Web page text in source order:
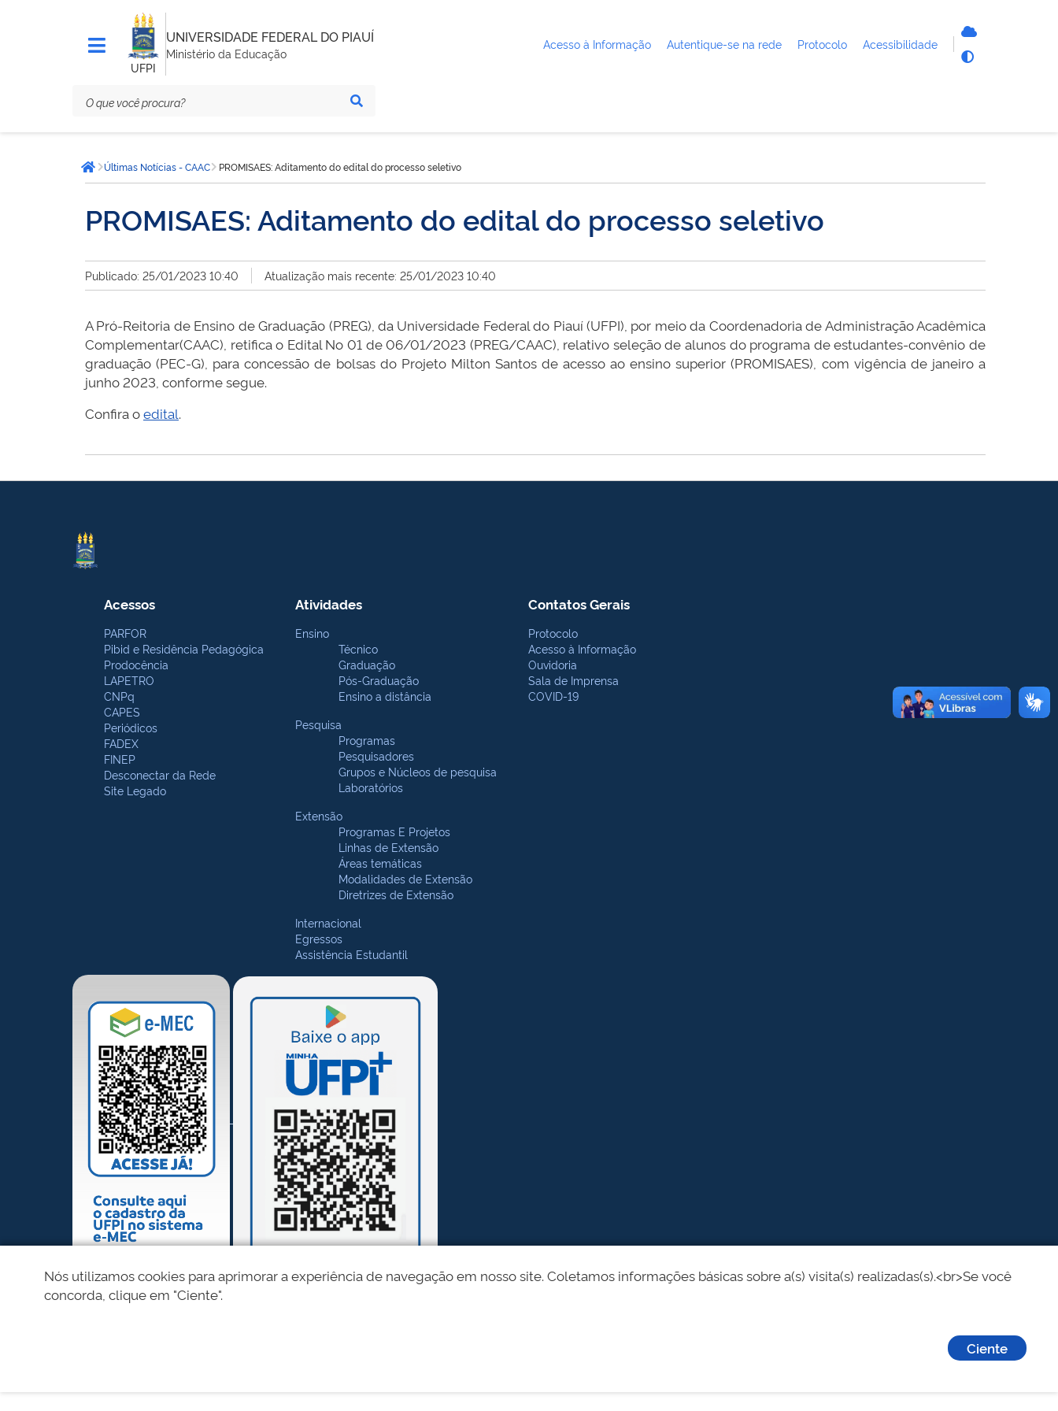
UFPI
UNIVERSIDADE FEDERAL DO PIAUÍ
Ministério da Educação
Acesso à Informação Autentique-se na rede Protocolo Acessibilidade
está
aqui:Página inicial
Últimas Notícias - CAAC PROMISAES: Aditamento do edital do processo seletivo
PROMISAES: Aditamento do edital do processo seletivo
Publicado: 25/01/2023 10:40 Atualização mais recente: 25/01/2023 10:40
A Pró-Reitoria de Ensino de Graduação (PREG), da Universidade Federal do Piauí (UFPI), por meio da Coordenadoria de Administração Acadêmica
Complementar(CAAC), retifica o Edital No 01 de 06/01/2023 (PREG/CAAC), relativo seleção de alunos do programa de estudantes-convênio de
graduação (PEC-G), para concessão de bolsas do Projeto Milton Santos de acesso ao ensino superior (PROMISAES), com vigência de janeiro a
junho 2023, conforme segue.
Confira oedital.
Acessos
PARFOR
Pibid e Residência Pedagógica
Prodocência
LAPETRO
CNPq
CAPES
Periódicos
FADEX
FINEP
Desconectar da Rede
Site Legado
Atividades
Ensino
Técnico
Graduação
Pós-Graduação
Ensino a distância
Pesquisa
Programas
Pesquisadores
Grupos e Núcleos de pesquisa
Laboratórios
Extensão
Programas E Projetos
Linhas de Extensão
Áreas temáticas
Modalidades de Extensão
Diretrizes de Extensão
Internacional
Egressos
Assistência Estudantil
Contatos Gerais
Protocolo
Acesso à Informação
Ouvidoria
Sala de Imprensa
COVID-19
Nós utilizamos cookies para aprimorar a experiência de navegação em nosso site. Coletamos informações básicas sobre a(s) visita(s) realizadas(s).<br>Se você
concorda, clique em "Ciente".
Ciente